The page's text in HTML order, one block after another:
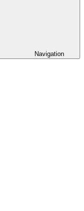
Navigation